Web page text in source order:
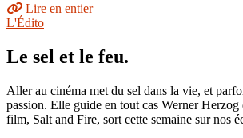
Lire en entier
L'Édito
Le sel et le feu.
Aller au cinéma met du sel dans la vie, et
passion. Elle guide en tout cas Werner
film, Salt and Fire, sort cette semaine sur nos